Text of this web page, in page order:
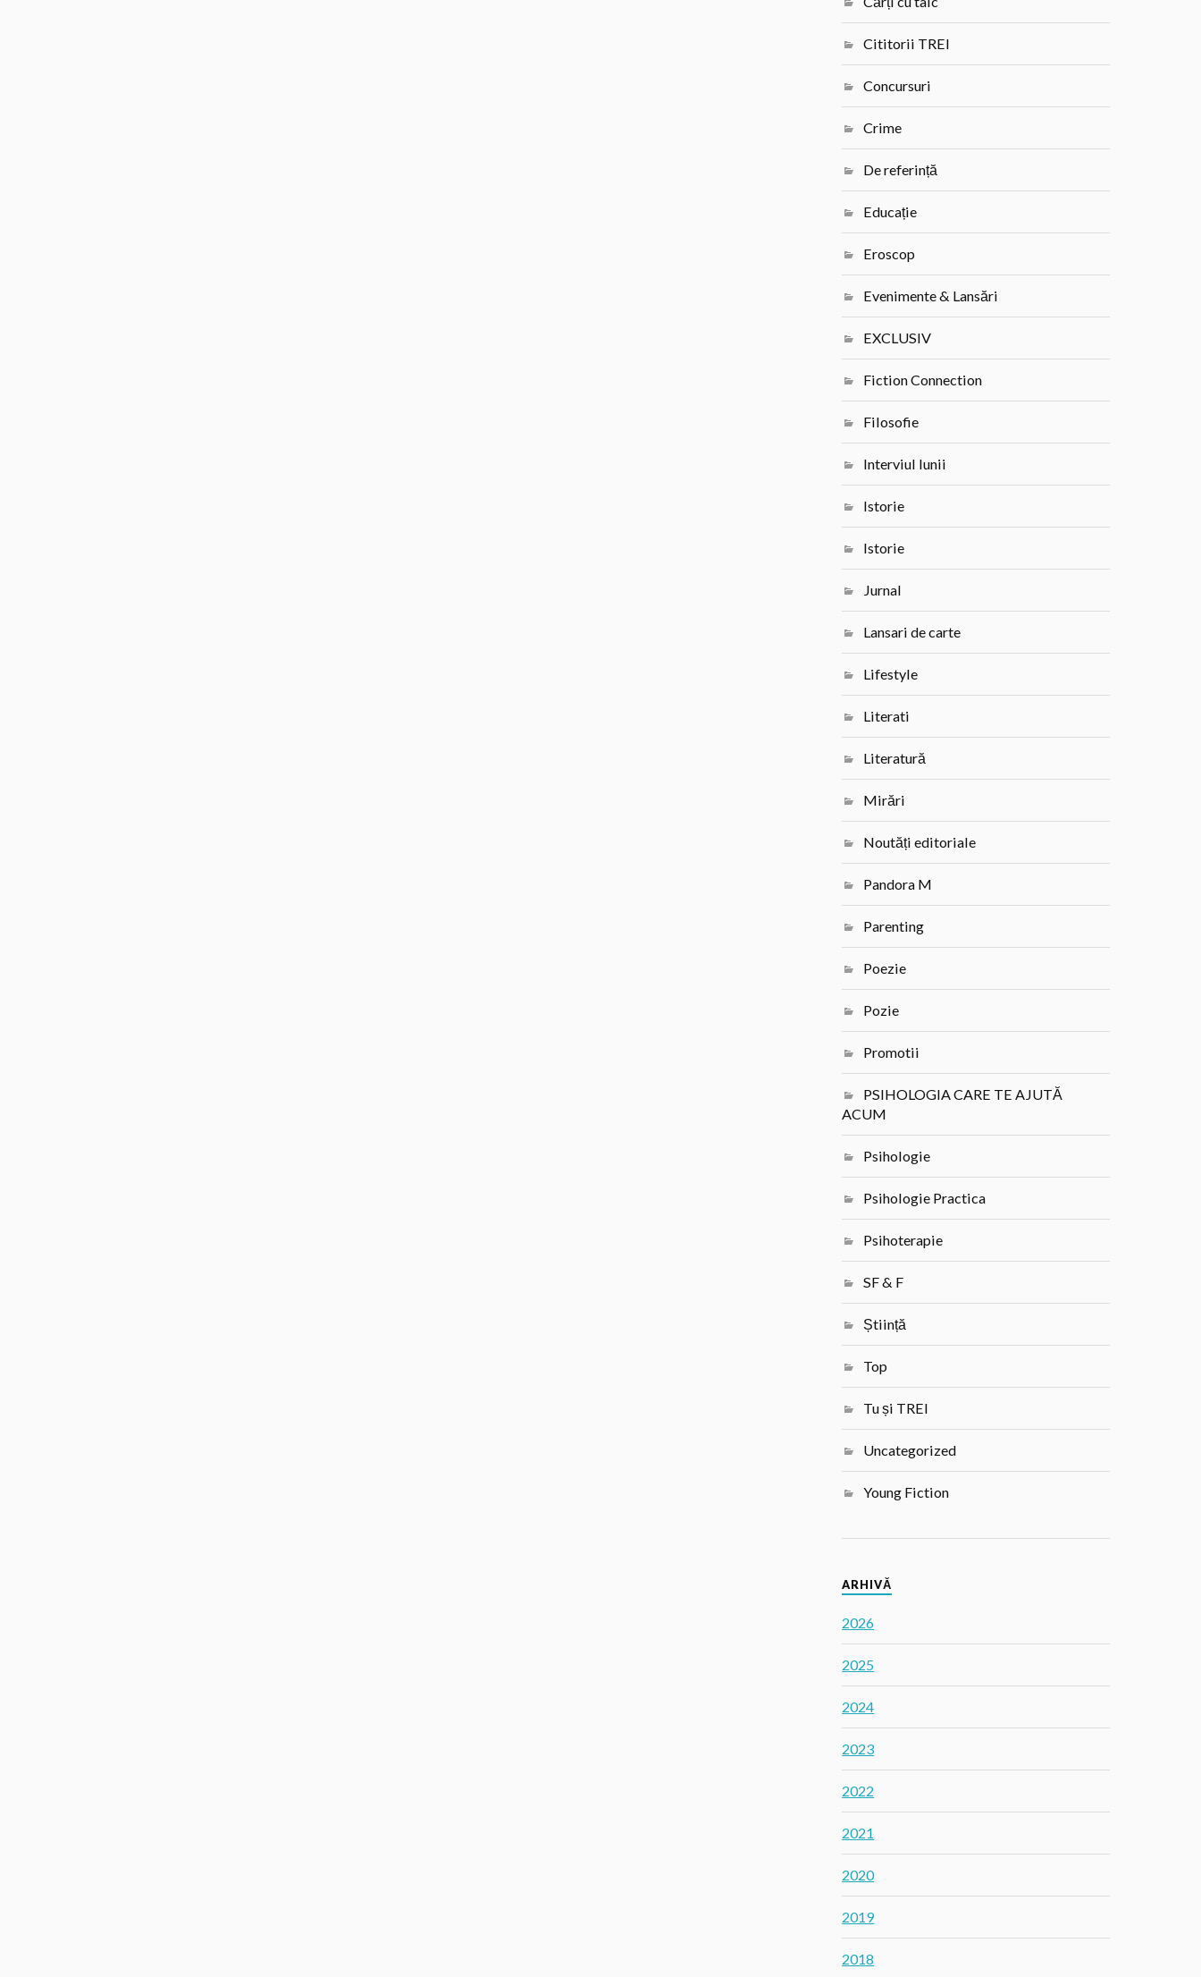
Cititorii TREI
Concursuri
Crime
De referință
Educație
Eroscop
Evenimente & Lansări
EXCLUSIV
Fiction Connection
Filosofie
Interviul lunii
Istorie
Istorie
Jurnal
Lansari de carte
Lifestyle
Literati
Literatură
Mirări
Noutăți editoriale
Pandora M
Parenting
Poezie
Pozie
Promotii
PSIHOLOGIA CARE TE AJUTĂ
ACUM
Psihologie
Psihologie Practica
Psihoterapie
SF & F
Știință
Top
Tu și TREI
Uncategorized
Young Fiction
ARHIVĂ
2026
2025
2024
2023
2022
2021
2020
2019
2018